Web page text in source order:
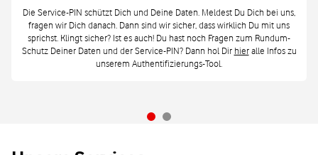
Die Service-PIN schützt Dich und Deine Daten. Meldest Du Dich bei uns,
fragen wir Dich danach. Dann sind wir sicher, dass wirklich Du mit uns
sprichst. Klingt sicher? Ist es auch! Du hast noch Fragen zum Rundum-
Schutz Deiner Daten und der Service-PIN? Dann hol Dir hieralle Infos zu
unserem Authentifizierungs-Tool.